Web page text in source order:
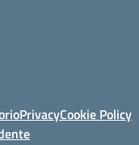
PrivacyCookie Policy